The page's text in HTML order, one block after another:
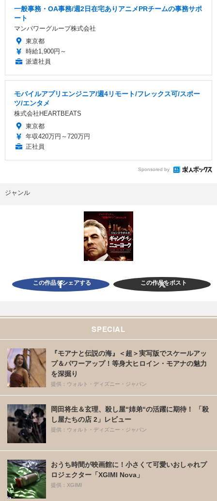
一般事務・OA事務/週2日在宅ありアニメPRチームの事務サポ
ート
マンパワーグループ株式会社
東京都
時給1,900円～
派遣社員
モバイルアプリエンジニア/週4リモート/フレックス可/スポー
ツ/エンタメ
株式会社HEARTBEATS
東京都
年収420万円～720万円
正社員
Sponsored by
ジャンル
この作品をシェアする この作品をポスト
SPECIAL
『モアナと伝説の海』＜超＞実写版でスケールアッ
プ＆パワーアップ！等身大ヒロイン・モアナの魅力
を深掘り
提供：ウォルト・ディズニー・ジャパン
岡田将生＆玄理、殺し屋“姉弟“の活躍に期待！ 「殺
し屋たちの店 2」レビュー
提供：ウォルト・ディズニー・ジャパン
おうち時間が映画館に！小さくて可愛いおしゃれプ
ロジェクター「XGIMI Nova」
提供：XGIMI